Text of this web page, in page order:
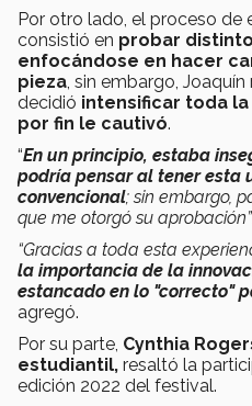
Por otro lado, el proceso de
consistió en probar
enfocándose en hacer
pieza, sin embargo,
decidió intensificar toda
por fin le cautivó.
“En un principio, estaba
podría pensar al tener esta
convencional; sin embargo,
que me otorgó su aprobación”
“Gracias a toda esta
la importancia de la
estancado en lo "correcto"
agregó.
Por su parte, Cynthia
estudiantil, resaltó la
edición 2022 del festival.